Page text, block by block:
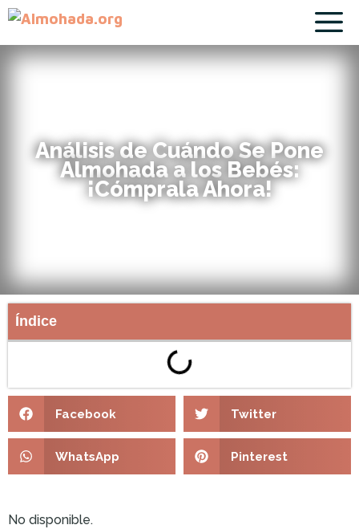
Análisis de Cuándo Se Pone
Almohada a los Bebés:
¡Cómprala Ahora!
Índice
Facebook Twitter
WhatsApp Pinterest
No disponible.